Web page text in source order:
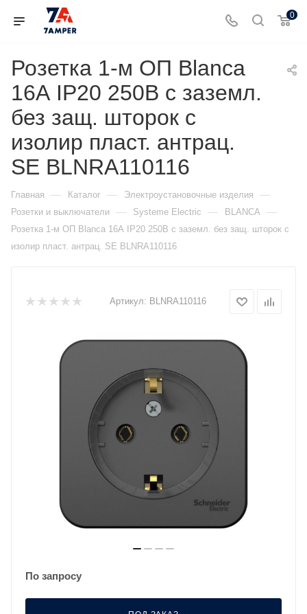
0
Розетка 1-м ОП Blanca
16А IP20 250В с заземл.
без защ. шторок с
изолир пласт. антрац.
SE BLNRA110116
Главная — Каталог — Электроустановочные изделия —
Розетки и выключатели — Systeme Electric — BLANCA —
Розетка 1-м ОП Blanca 16А IP20 250В с заземл. без защ. шторок с
изолир пласт. антрац. SE BLNRA110116
Артикул: BLNRA110116
По запросу